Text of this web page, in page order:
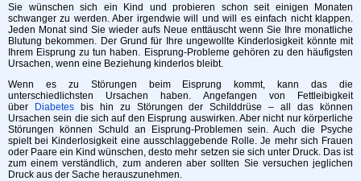
Sie wünschen sich ein Kind und probieren schon seit einigen Monaten
schwanger zu werden. Aber irgendwie will und will es einfach nicht klappen.
Jeden Monat sind Sie wieder aufs Neue enttäuscht wenn Sie Ihre monatliche
Blutung bekommen. Der Grund für Ihre ungewollte Kinderlosigkeit könnte mit
Ihrem Eisprung zu tun haben. Eisprung-Probleme gehören zu den häufigsten
Ursachen, wenn eine Beziehung kinderlos bleibt.
Wenn es zu Störungen beim Eisprung kommt, kann das die
unterschiedlichsten Ursachen haben. Angefangen von Fettleibigkeit
über
Diabetesbis hin zu Störungen der Schilddrüse – all das können
Ursachen sein die sich auf den Eisprung auswirken. Aber nicht nur körperliche
Störungen können Schuld an Eisprung-Problemen sein. Auch die Psyche
spielt bei Kinderlosigkeit eine ausschlaggebende Rolle. Je mehr sich Frauen
oder Paare ein Kind wünschen, desto mehr setzen sie sich unter Druck. Das ist
zum einem verständlich, zum anderen aber sollten Sie versuchen jeglichen
Druck aus der Sache herauszunehmen.